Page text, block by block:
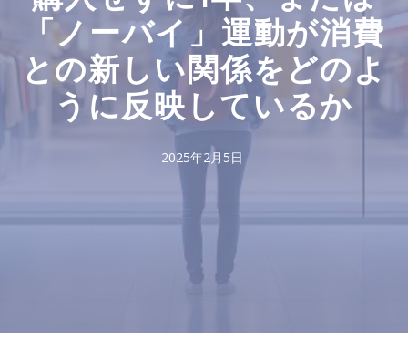
「ノーバイ」運動が消費
との新しい関係をどのよ
うに反映しているか
2025年2月5日